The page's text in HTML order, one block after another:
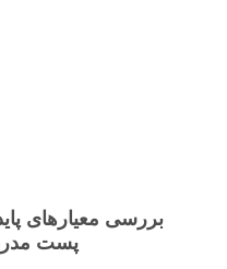
بررسی معیارهای
پست